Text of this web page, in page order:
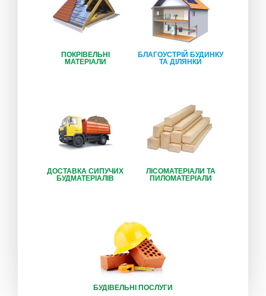
ПОКРІВЕЛЬНІ
МАТЕРІАЛИ
БЛАГОУСТРІЙ БУДИНКУ
ТА ДІЛЯНКИ
ДОСТАВКА СИПУЧИХ
БУДМАТЕРІАЛІВ
ЛІСОМАТЕРІАЛИ ТА
ПИЛОМАТЕРІАЛИ
БУДІВЕЛЬНІ ПОСЛУГИ